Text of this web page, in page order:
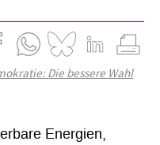
Die bessere Wahl
Energien